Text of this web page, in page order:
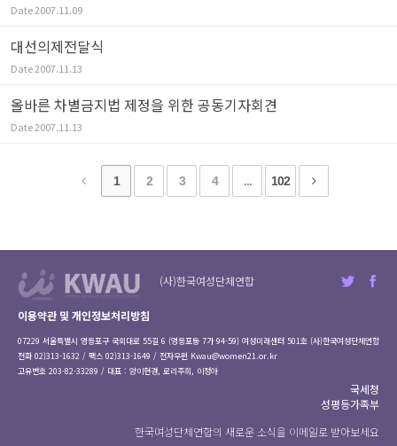
Date2007.11.09
대선의제전달식
Date2007.11.13
올바른 차별금지법 제정을 위한 공동기자회견
Date2007.11.13
1 2 3 4 ... 102
(사)한국여성단체연합
이용약관 및 개인정보처리방침
07229 서울특별시 영등포구 국회대로 55길 6 (영등포동 7가 94-59) 여성미래센터 501호 (사)한국여성단체연합
전화 02)313-1632 / 팩스 02)313-1649 / 전자우편 Kwau@women21.or.kr
고유번호 203-82-33289 / 대표 : 양이현경, 로리주희, 이정아
국세청
성평등가족부
한국여성단체연합의 새로운 소식을 이메일로 받아보세요